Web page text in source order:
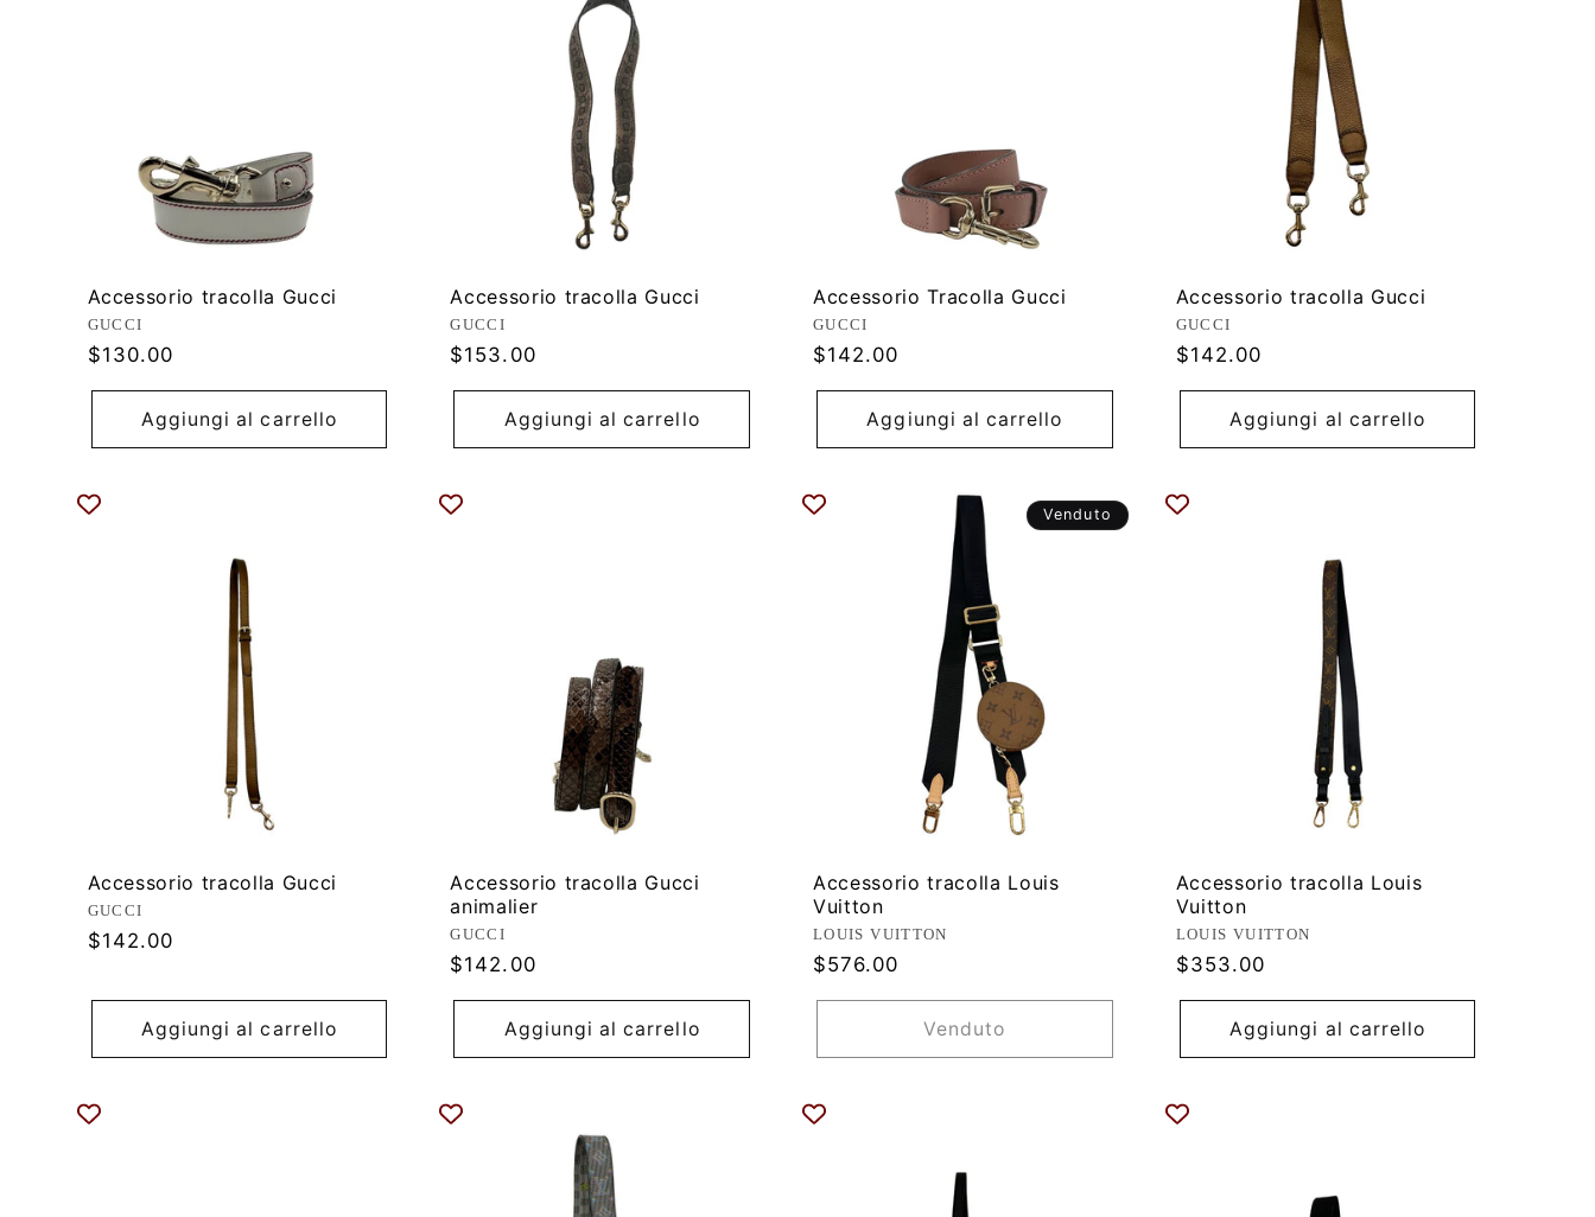
Accessorio tracolla Gucci
Produttore:
GUCCI
Prezzo
listino
$130.00
Aggiungi al carrello
Accessorio tracolla Gucci
Produttore:
GUCCI
Prezzo
listino
$153.00
Aggiungi al carrello
Accessorio Tracolla Gucci
Produttore:
GUCCI
Prezzo
listino
$142.00
Aggiungi al carrello
Accessorio tracolla Gucci
Produttore:
GUCCI
Prezzo
listino
$142.00
Aggiungi al carrello
Accessorio tracolla Gucci
Produttore:
GUCCI
Prezzo
listino
$142.00
Aggiungi al carrello
Accessorio tracolla Gucci
animalier
Produttore:
GUCCI
Prezzo
listino
$142.00
Aggiungi al carrello
Venduto
Accessorio tracolla Louis
Vuitton
Produttore:
LOUIS VUITTON
Prezzo
$576.00
Venduto
Accessorio tracolla Louis
Vuitton
Produttore:
LOUIS VUITTON
Prezzo
listino
$353.00
Aggiungi al carrello